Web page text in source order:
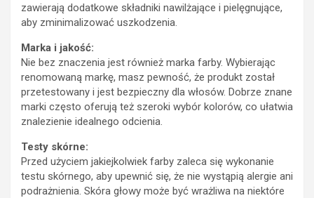
zawierają dodatkowe składniki nawilżające i pielęgnujące,
aby zminimalizować uszkodzenia.
Marka i jakość:
Nie bez znaczenia jest również marka farby. Wybierając
renomowaną markę, masz pewność, że produkt został
przetestowany i jest bezpieczny dla włosów. Dobrze znane
marki często oferują też szeroki wybór kolorów, co ułatwia
znalezienie idealnego odcienia.
Testy skórne:
Przed użyciem jakiejkolwiek farby zaleca się wykonanie
testu skórnego, aby upewnić się, że nie wystąpią alergie ani
podrażnienia. Skóra głowy może być wrażliwa na niektóre